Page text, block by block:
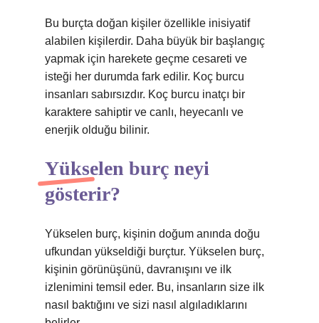
Bu burçta doğan kişiler özellikle inisiyatif
alabilen kişilerdir. Daha büyük bir başlangıç ​​
yapmak için harekete geçme cesareti ve
isteği her durumda fark edilir. Koç burcu
insanları sabırsızdır. Koç burcu inatçı bir
karaktere sahiptir ve canlı, heyecanlı ve
enerjik olduğu bilinir.
Yükselen burç neyi
gösterir?
Yükselen burç, kişinin doğum anında doğu
ufkundan yükseldiği burçtur. Yükselen burç,
kişinin görünüşünü, davranışını ve ilk
izlenimini temsil eder. Bu, insanların size ilk
nasıl baktığını ve sizi nasıl algıladıklarını